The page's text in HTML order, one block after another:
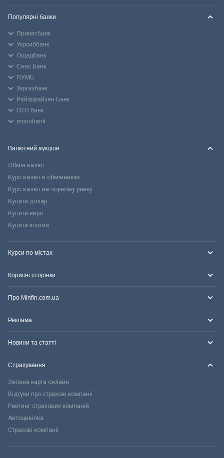
Популярні банки
Приватбанк
Укрсиббанк
Ощадбанк
Сенс Банк
ПУМБ
Укргазбанк
Райффайзен Банк
ОТП банк
monobank
Валютний аукціон
Обмін валют
Курс валют в обмінниках
Курс валют на чорному ринку
Купити долар
Купити євро
Купити злотий
Курси по містах
Корисні сторінки
Про Minfin.com.ua
Реклама
Новини та статті
Страхування
Зелена карта онлайн
Відгуки про страхові компанії
Рейтинг страхових компаній
Автоцивілка
Страхові компанії